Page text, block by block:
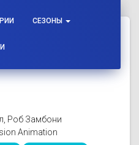
СЕЗОНЫ
Роб Замбони
Animation